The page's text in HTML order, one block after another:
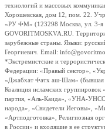
технологий и массовых
Хорошевская, дом 12, пом. 22.
«РУ ФМ» (123298 Москва, ул. 3-я
GOVORITMOSKVA.RU.
зарубежные страны. Языки:
Георгиевич. Email:
*Экстремистские и
Федерации: «Правый сектор»,
«Джабхат Фатх аш-Шам» (бывшая
Коалиция исламских
партия, «Аль-Каида», «УНА-
народа», «Свидетели Иеговы»,
«Артподготовка», Религиозная
в России» и входящие в ее